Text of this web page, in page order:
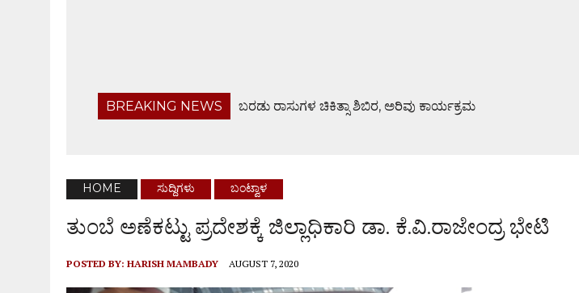
BREAKING NEWS
ಬರಡು ರಾಸುಗಳ ಚಿಕಿತ್ಸಾ ಶಿಬಿರ, ಅರಿವು ಕಾರ್ಯಕ್ರಮ
ಆ.28ರಂದು ಸರಪಾಡಿಯಲ್ಲಿ ಸಾಮೂಹಿಕ ಶ್ರೀ ವರಮಹಾಲಕ್ಷ್ಮಿ ಪೂಜೆ : ಆಮಂತ್ರಣ ಪತ್ರಿಕೆ ಬಿಡುಗಡೆ
HOME ಸುದ್ದಿಗಳು ಬಂಟ್ವಾಳ
ತುಂಬೆ ಅಣೆಕಟ್ಟು ಪ್ರದೇಶಕ್ಕೆ ಜಿಲ್ಲಾಧಿಕಾರಿ ಡಾ. ಕೆ.ವಿ.ರಾಜೇಂದ್ರ ಭೇಟಿ
POSTED BY: HARISH MAMBADY AUGUST 7, 2020